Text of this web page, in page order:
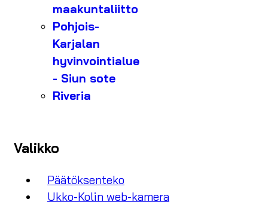
maakuntaliitto
Pohjois-
Karjalan
hyvinvointialue
- Siun sote
Riveria
Valikko
Päätöksenteko
Ukko-Kolin web-kamera